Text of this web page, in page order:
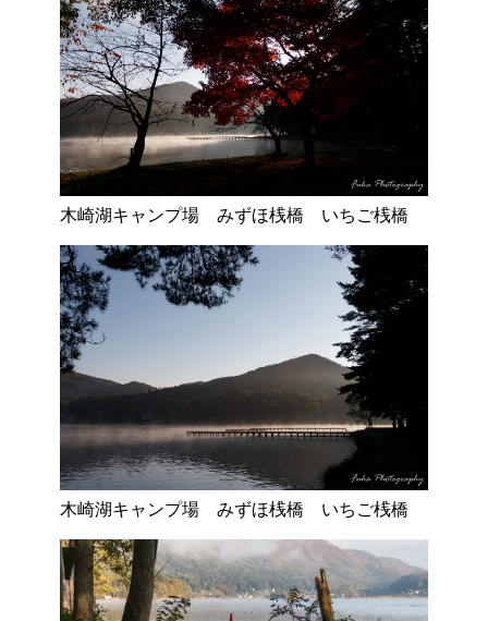
木崎湖キャンプ場 みずほ桟橋 いちご桟橋
木崎湖キャンプ場 みずほ桟橋 いちご桟橋